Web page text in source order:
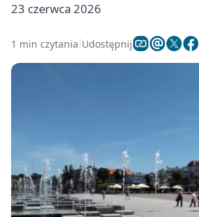
23 czerwca 2026
1 min czytania Udostępnij